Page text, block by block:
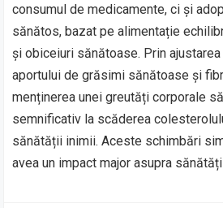
consumul de medicamente, ci și
sănătos, bazat pe alimentație
și obiceiuri sănătoase. Prin
aportului de grăsimi sănătoase și
menținerea unei greutăți corporale
semnificativ la scăderea
sănătății inimii. Aceste schimbări
avea un impact major asupra